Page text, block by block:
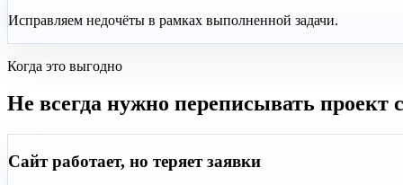
Исправляем недочёты в рамках выполненной задачи.
Когда это выгодно
Не всегда нужно переписывать проект
Сайт работает, но теряет заявки